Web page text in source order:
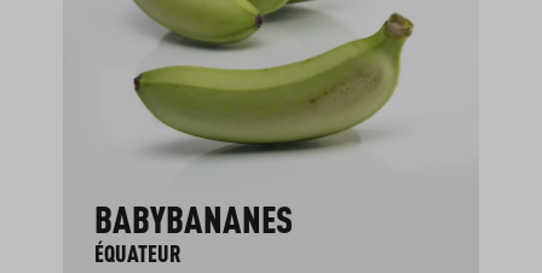
BABYBANANES
ÉQUATEUR